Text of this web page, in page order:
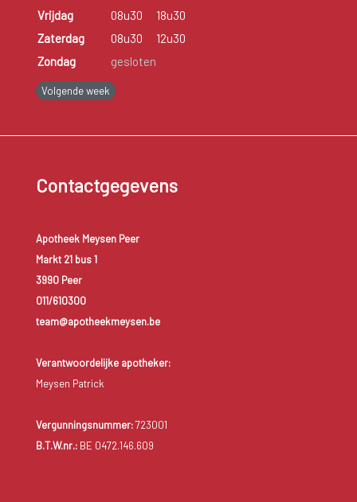
Vrijdag
08u30
18u30
Zaterdag
08u30
12u30
Zondag
gesloten
Volgende week
Contactgegevens
Apotheek Meysen Peer
Markt 21 bus 1
3990 Peer
011/610300
team@apotheekmeysen.be
Verantwoordelijke apotheker:
Meysen Patrick
Vergunningsnummer:723001
B.T.W.nr.:BE 0472.146.609